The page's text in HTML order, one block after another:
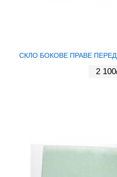
СКЛО БОКОВЕ ПРАВЕ
2 100